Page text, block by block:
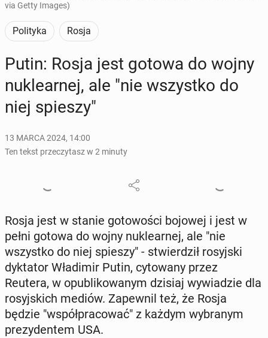
via Getty Images)
Polityka Rosja
Putin: Rosja jest gotowa do wojny
nu­kle­ar­nej, ale "nie wszyst­ko do
niej spieszy"
13 MARCA 2024, 14:00
Ten tekst przeczytasz w 2 minuty
Rosja jest w stanie go­to­wo­ści bojowej i jest w
pełni gotowa do wojny nu­kle­ar­nej, ale "nie
wszyst­ko do niej spieszy" - stwier­dził ro­syj­ski
dyk­ta­tor Wła­di­mir Putin, cy­to­wa­ny przez
Reutera, w opu­bli­ko­wa­nym dzisiaj wy­wia­dzie dla
ro­syj­skich mediów. Za­pew­nil też, że Rosja
będzie "współ­pra­co­wać" z każdym wy­bra­nym
pre­zy­den­tem USA.